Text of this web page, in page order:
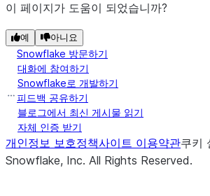
이 페이지가 도움이 되었습니까?
예 아니요
Snowflake 방문하기
대화에 참여하기
Snowflake로 개발하기
피드백 공유하기
블로그에서 최신 게시물 읽기
자체 인증 받기
개인정보 보호정책사이트 이용약관쿠키
Snowflake, Inc. All Rights Reserved.